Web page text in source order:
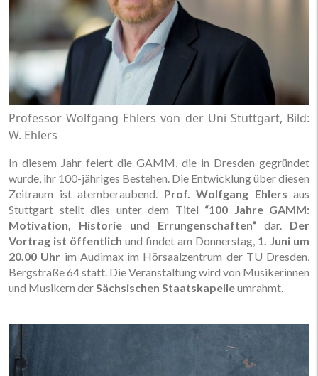
Professor Wolfgang Ehlers von der Uni Stuttgart, Bild:
W. Ehlers
In diesem Jahr feiert die GAMM, die in Dresden gegründet
wurde, ihr 100-jähriges Bestehen. Die Entwicklung über diesen
Zeitraum ist atemberaubend.
Prof. Wolfgang Ehlers aus
Stuttgart stellt dies unter dem Titel “100 Jahre GAMM:
Motivation, Historie und Errungenschaften“ dar. Der
Vortrag ist öffentlich und findet am Donnerstag, 1. Juni um
20.00 Uhr im Audimax im Hörsaalzentrum der TU Dresden,
Bergstraße 64 statt. Die Veranstaltung wird von Musikerinnen
und Musikern der Sächsischen Staatskapelleumrahmt.